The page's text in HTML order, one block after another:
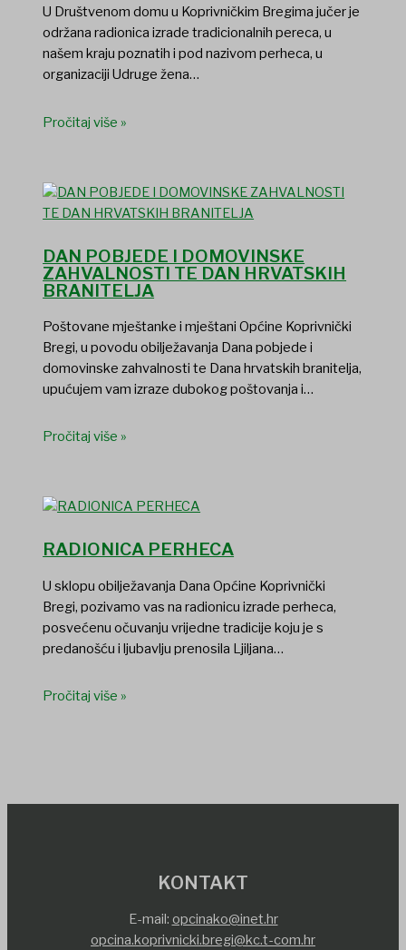
U Društvenom domu u Koprivničkim Bregima jučer je
održana radionica izrade tradicionalnih pereca, u
našem kraju poznatih i pod nazivom perheca, u
organizaciji Udruge žena…
Pročitaj više »
DAN POBJEDE I DOMOVINSKE
ZAHVALNOSTI TE DAN HRVATSKIH
BRANITELJA
Poštovane mještanke i mještani Općine Koprivnički
Bregi, u povodu obilježavanja Dana pobjede i
domovinske zahvalnosti te Dana hrvatskih branitelja,
upućujem vam izraze dubokog poštovanja i…
Pročitaj više »
RADIONICA PERHECA
U sklopu obilježavanja Dana Općine Koprivnički
Bregi, pozivamo vas na radionicu izrade perheca,
posvećenu očuvanju vrijedne tradicije koju je s
predanošću i ljubavlju prenosila Ljiljana…
Pročitaj više »
KONTAKT
E-mail: opcinako@inet.hr
opcina.koprivnicki.bregi@kc.t-com.hr